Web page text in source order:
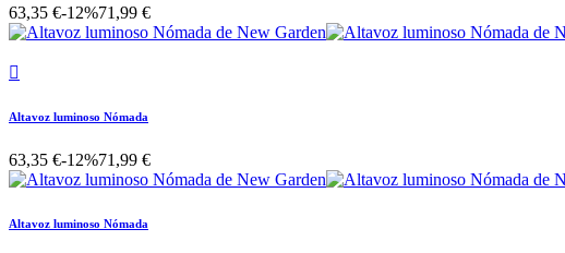
63,35 €-12%71,99 €

Altavoz luminoso Nómada
63,35 €-12%71,99 €
Altavoz luminoso Nómada